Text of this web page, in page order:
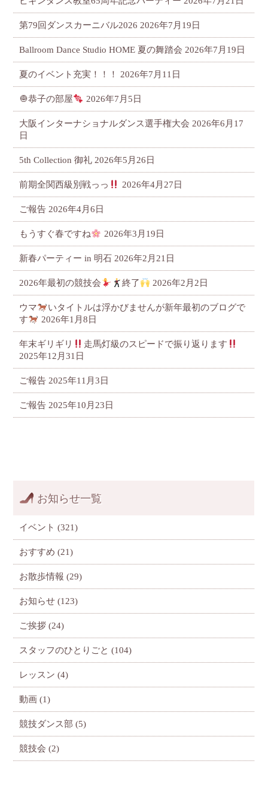
第79回ダンスカーニバル2026 2026年7月19日
Ballroom Dance Studio HOME 夏の舞踏会 2026年7月19日
夏のイベント充実！！！ 2026年7月11日
🧅恭子の部屋 2026年7月5日
大阪インターナショナルダンス選手権大会 2026年6月17
日
5th Collection 御礼 2026年5月26日
前期全関西級別戦っっ 2026年4月27日
ご報告 2026年4月6日
もうすぐ春ですね 2026年3月19日
新春パーティー in 明石 2026年2月21日
2026年最初の競技会 終了 2026年2月2日
ウマ
いタイトルは浮かびませんが新年最初のブログで
す
2026年1月8日
年末ギリギリ
走馬灯級のスピードで振り返ります
2025年12月31日
ご報告 2025年11月3日
ご報告 2025年10月23日
お知らせ一覧
イベント (321)
おすすめ (21)
お散歩情報 (29)
お知らせ (123)
ご挨拶 (24)
スタッフのひとりごと (104)
レッスン (4)
動画 (1)
競技ダンス部 (5)
競技会 (2)